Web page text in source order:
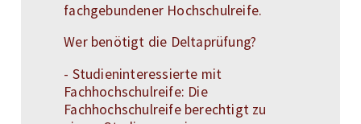
fachgebundener Hochschulreife.
Wer benötigt die Deltaprüfung?
- Studieninteressierte mit
Fachhochschulreife: Die
Fachhochschulreife berechtigt zu